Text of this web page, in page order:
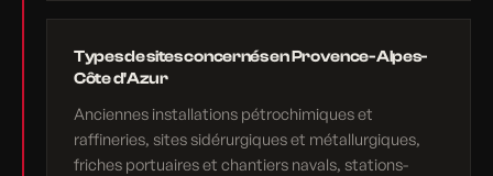
Types de sites concernés en Provence-Alpes-
Côte d'Azur
Anciennes installations pétrochimiques et
raffineries, sites sidérurgiques et métallurgiques,
friches portuaires et chantiers navals, stations-